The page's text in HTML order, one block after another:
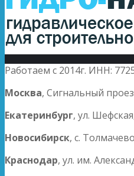
Работаем с 2014г. ИНН:
Москва, Сигнальный
Екатеринбург, ул.
Новосибирск, с.
Краснодар, ул. им.